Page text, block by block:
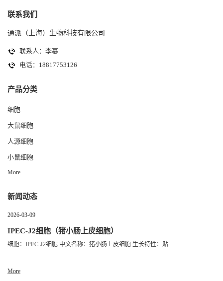
联系我们
通派（上海）生物科技有限公司
联系人：李慕
电话：18817753126
产品分类
细胞
大鼠细胞
人源细胞
小鼠细胞
More
新闻动态
2026-03-09
IPEC-J2细胞（猪小肠上皮细胞）
细胞：IPEC-J2细胞 中文名称：猪小肠上皮细胞 生长特性：贴...
More